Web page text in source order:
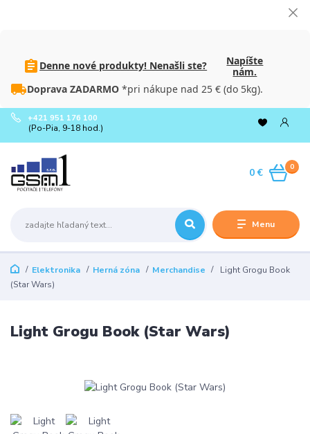
Denne nové produkty! Nenašli ste?
Napíšte
nám.
Doprava ZADARMO *pri nákupe nad 25 € (do 5kg).
Menu
+421 951 176 100
(Po-Pia, 9-18 hod.)
0
0 €
Elektronika Herná zóna Merchandise
Light Grogu Book
(Star Wars)
Light Grogu Book (Star Wars)